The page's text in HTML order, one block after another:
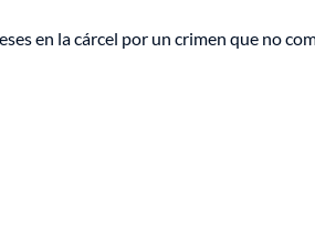
en la cárcel por un crimen que no